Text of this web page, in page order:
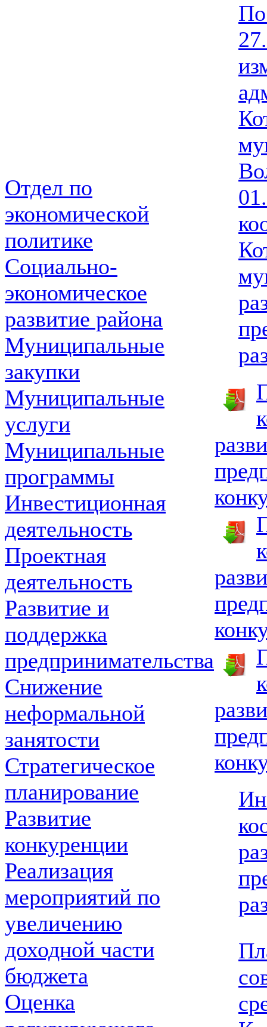
Отдел по
экономической
политике
Социально-
экономическое
развитие района
Муниципальные
закупки
Муниципальные
услуги
Муниципальные
программы
Инвестиционная
деятельность
Проектная
деятельность
Развитие и
поддержка
предпринимательства
Снижение
неформальной
занятости
Стратегическое
планирование
Развитие
конкуренции
Реализация
мероприятий по
увеличению
доходной части
бюджета
Оценка